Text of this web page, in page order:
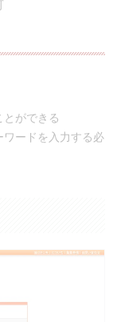
とができる
ワードを入力する必